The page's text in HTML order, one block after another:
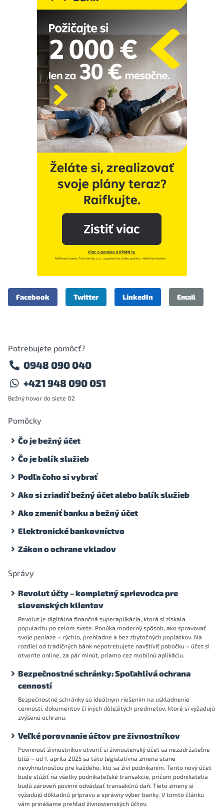
Facebook Twitter LinkedIn Email
Potrebujete pomôcť?
0948 090 040
+421 948 090 051
Bežný hovor do siete O2
Pomôcky
Čo je bežný účet
Čo je balík služieb
Podľa čoho si vybrať
Ako si zriadiť bežný účet alebo balík služieb
Ako zmeniť banku a bežný účet
Elektronické bankovníctvo
Zákon o ochrane vkladov
Správy
Revolut účty – kompletný sprievodca pre
slovenských klientov
Revolut je digitálna finančná superaplikácia, ktorá si získala
popularitu po celom svete. Ponúka moderný spôsob, ako spravovať
svoje peniaze – rýchlo, prehľadne a bez zbytočných poplatkov. Na
rozdiel od tradičných bánk nepotrebujete navštíviť pobočku – účet si
otvoríte online, za pár minút, priamo cez mobilnú aplikáciu.
Bezpečnostné schránky: Spoľahlivá ochrana
cenností
Bezpečnostné schránky sú ideálnym riešením na uskladnenie
cenností, dokumentov či iných dôležitých predmetov, ktoré si vyžadujú
zvýšenú ochranu.
Veľké porovnanie účtov pre živnostníkov
Povinnosť živnostníkov otvoriť si živnostenský účet sa nezadržateľne
blíži – od 1. apríla 2025 sa táto legislatívna zmena stane
nevyhnutnosťou pre každého, kto sa živí podnikaním. Tento nový účet
bude slúžiť na všetky podnikateľské transakcie, pričom podnikatelia
budú zároveň povinní odvádzať transakčnú daň. Tieto zmeny si
vyžadujú dôkladnú prípravu a správny výber banky. V tomto článku
vám prinášame prehľad živnostenských účtov.